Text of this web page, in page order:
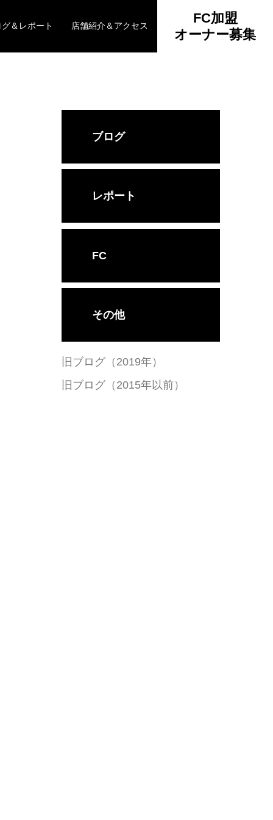
グ＆レポート 店舗紹介＆アクセス
FC加盟
オーナー募集
ブログ
レポート
FC
その他
旧ブログ（2019年）
旧ブログ（2015年以前）